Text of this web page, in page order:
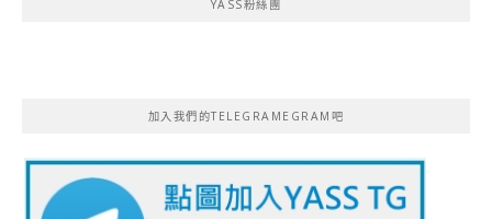
YASS粉絲團
加入我們的TELEGRAMEGRAM吧